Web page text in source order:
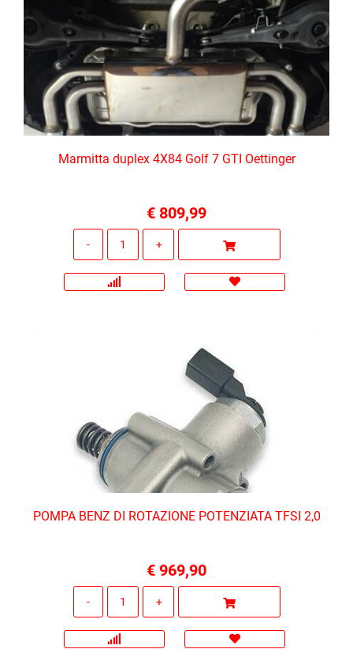
Marmitta duplex 4X84 Golf 7 GTI Oettinger
€ 809,99
POMPA BENZ DI ROTAZIONE POTENZIATA TFSI 2,0
€ 969,90